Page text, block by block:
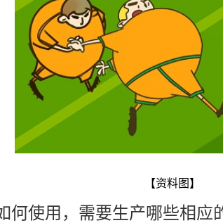
【资料图】
何使用，需要生产哪些相应